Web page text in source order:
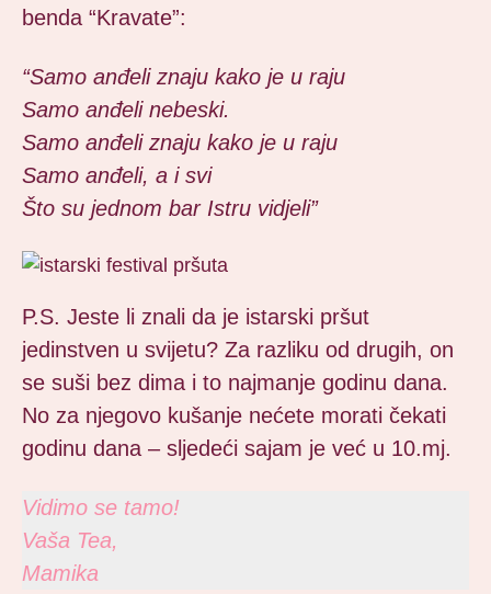
benda “Kravate”:
“Samo anđeli znaju kako je u raju
Samo anđeli nebeski.
Samo anđeli znaju kako je u raju
Samo anđeli, a i svi
Što su jednom bar Istru vidjeli”
P.S. Jeste li znali da je istarski pršut
jedinstven u svijetu? Za razliku od drugih, on
se suši bez dima i to najmanje godinu dana.
No za njegovo kušanje nećete morati čekati
godinu dana – sljedeći sajam je već u 10.mj.
Vidimo se tamo!
Vaša Tea,
Mamika